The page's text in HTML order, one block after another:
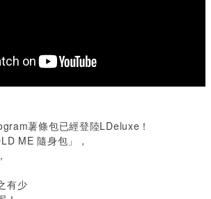
薯條包已經登陸LDeluxe！
ME 隨身包」，
有少